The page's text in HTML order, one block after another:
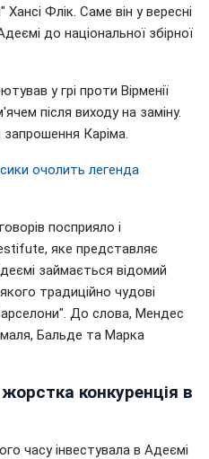
Флік. Саме він у вересні
до національної збірної
у грі проти Вірменії
після виходу на заміну.
Каріма.
очолить легенда
посприяло і
яке представляє
займається відомий
традиційно чудові
До слова, Мендес
Бальде та Марка
конкуренція в
часу інвестувала в Адеємі